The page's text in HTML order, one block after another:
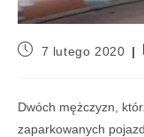
7 lutego 2020
Dwóch mężczyzn,
zaparkowanych